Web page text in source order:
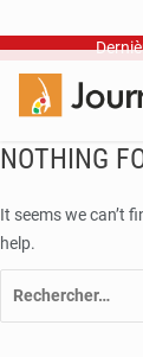
NOTHING
It seems we can’t
help.